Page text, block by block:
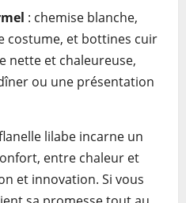
: chemise blanche,
costume, et bottines cuir
nette et chaleureuse,
ou une présentation
lilabe incarne un
entre chaleur et
et innovation. Si vous